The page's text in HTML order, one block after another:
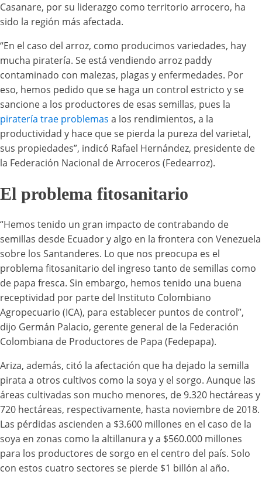
Casanare, por su liderazgo como territorio arrocero, ha
sido la región más afectada.
“En el caso del arroz, como producimos variedades, hay
mucha piratería. Se está vendiendo arroz paddy
contaminado con malezas, plagas y enfermedades. Por
eso, hemos pedido que se haga un control estricto y se
sancione a los productores de esas semillas, pues la
piratería trae problemas a los rendimientos, a la
productividad y hace que se pierda la pureza del varietal,
sus propiedades”, indicó Rafael Hernández, presidente de
la Federación Nacional de Arroceros (Fedearroz).
El problema fitosanitario
“Hemos tenido un gran impacto de contrabando de
semillas desde Ecuador y algo en la frontera con Venezuela
sobre los Santanderes. Lo que nos preocupa es el
problema fitosanitario del ingreso tanto de semillas como
de papa fresca. Sin embargo, hemos tenido una buena
receptividad por parte del Instituto Colombiano
Agropecuario (ICA), para establecer puntos de control”,
dijo Germán Palacio, gerente general de la Federación
Colombiana de Productores de Papa (Fedepapa).
Ariza, además, citó la afectación que ha dejado la semilla
pirata a otros cultivos como la soya y el sorgo. Aunque las
áreas cultivadas son mucho menores, de 9.320 hectáreas y
720 hectáreas, respectivamente, hasta noviembre de 2018.
Las pérdidas ascienden a $3.600 millones en el caso de la
soya en zonas como la altillanura y a $560.000 millones
para los productores de sorgo en el centro del país. Solo
con estos cuatro sectores se pierde $1 billón al año.